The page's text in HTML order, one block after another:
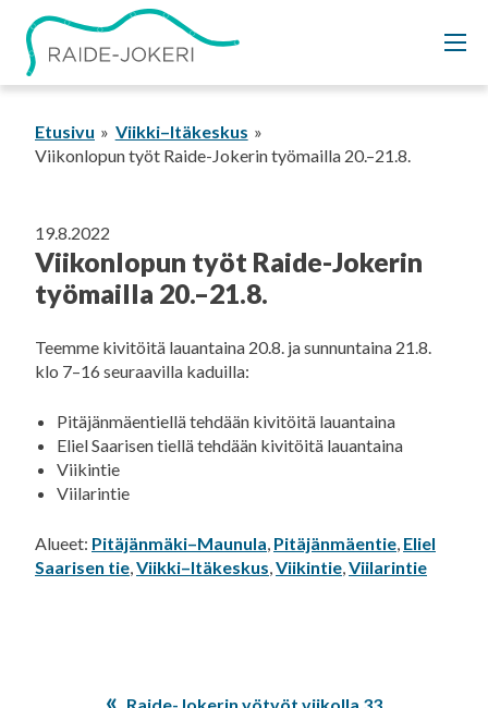
Siirry
sisältöön
Etusivu
Viikki–Itäkeskus
Viikonlopun työt Raide-Jokerin työmailla 20.–21.8.
19.8.2022
Viikonlopun työt Raide-Jokerin
työmailla 20.–21.8.
Teemme kivitöitä lauantaina 20.8. ja sunnuntaina 21.8.
klo 7–16 seuraavilla kaduilla:
Pitäjänmäentiellä tehdään kivitöitä lauantaina
Eliel Saarisen tiellä tehdään kivitöitä lauantaina
Viikintie
Viilarintie
Alueet: Pitäjänmäki–Maunula Pitäjänmäentie Eliel
Saarisen tie Viikki–Itäkeskus Viikintie Viilarintie
Edellinen
Raide-Jokerin yötyöt viikolla 33